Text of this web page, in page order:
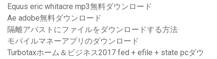
Equus eric whitacre mp3無料ダウンロード
Ae adobe無料ダウンロード
隔離アバストにファイルをダウンロードする方法
モバイルマネーアプリのダウンロード
Turbotaxホーム＆ビジネス2017 fed + efile + state pcダウ